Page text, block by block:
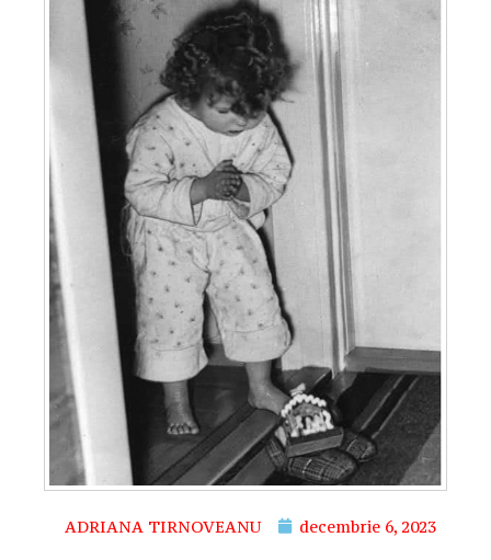
ADRIANA TIRNOVEANU decembrie 6, 2023